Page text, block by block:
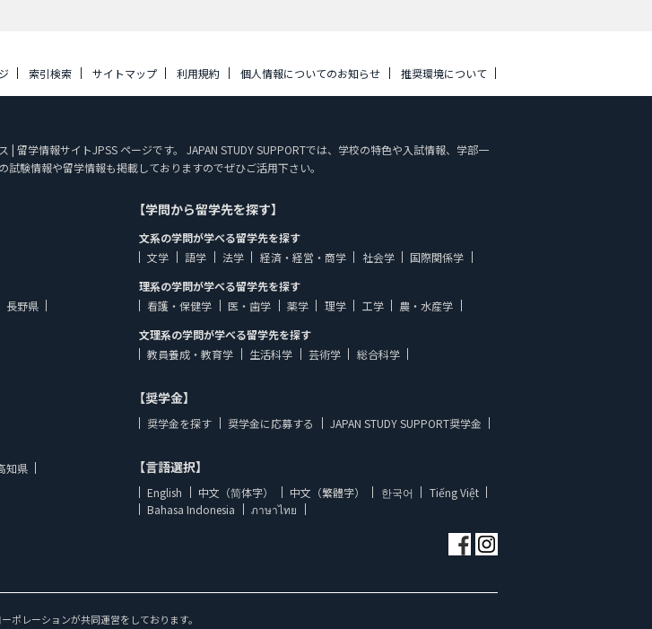
索引検索 サイトマップ 利用規約 個人情報についてのお知らせ 推奨環境について
留学情報サイトJPSS ページです。 JAPAN STUDY SUPPORTでは、学校の特色や入試情報、学部一
験情報や留学情報も掲載しておりますのでぜひご活用下さい。
長野県
知県
【学問から留学先を探す】
文系の学問が学べる留学先を探す
文学
語学 法学 経済・経営・商学 社会学
国際関係学
理系の学問が学べる留学先を探す
看護・保健学
医・歯学 薬学 理学 工学
農・水産学
文理系の学問が学べる留学先を探す
教員養成・教育学
生活科学 芸術学 総合科学
【奨学金】
奨学金を探す 奨学金に応募する JAPAN STUDY SUPPORT奨学金
【言語選択】
English 中文（简体字） 中文（繁體字） 한국어
Tiếng Việt
Bahasa Indonesia
ภาษาไทย
ポレーションが共同運営をしております。